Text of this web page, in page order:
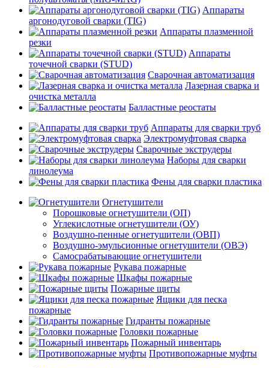
Аппараты
аргонодуговой сварки (TIG)
Аппараты плазменной
резки
Аппараты
точечной сварки (STUD)
Сварочная автоматизация
Лазерная сварка и
очистка металла
Балластные реостаты
Аппараты для сварки труб
Электромуфтовая сварка
Сварочные экструдеры
Наборы для сварки
линолеума
Фены для сварки пластика
Огнетушители
Порошковые огнетушители (ОП)
Углекислотные огнетушители (ОУ)
Воздушно-пенные огнетушители (ОВП)
Воздушно-эмульсионные огнетушители (ОВЭ)
Самосрабатывающие огнетушители
Рукава пожарные
Шкафы пожарные
Пожарные щиты
Ящики для песка
пожарные
Гидранты пожарные
Головки пожарные
Пожарный инвентарь
Противопожарные муфты